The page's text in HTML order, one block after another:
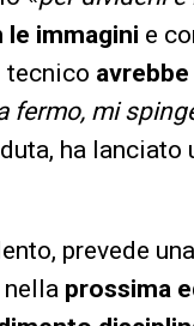
le immagini e
tecnico
fermo, mi
ha lanciato
prevede una
nella prossima